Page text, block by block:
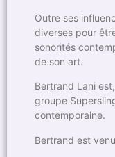
Outre ses
diverses pour
sonorités
de son art.
Bertrand Lani
groupe
contemporaine.
Bertrand est